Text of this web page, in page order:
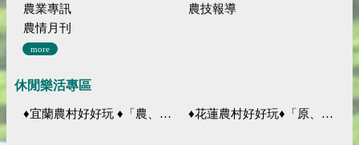
農業專訊
農技報導
農情月刊
more
休閒樂活專區
♦宜蘭農村好好玩 ♦「農、藝、山、水」四條遊程推薦 ♦花蓮農村好好玩♦「原、生、慢、活」四條遊程推薦